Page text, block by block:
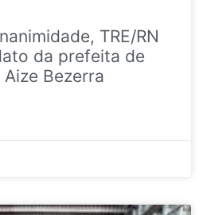
TRE/RN
da prefeita de
Bezerra